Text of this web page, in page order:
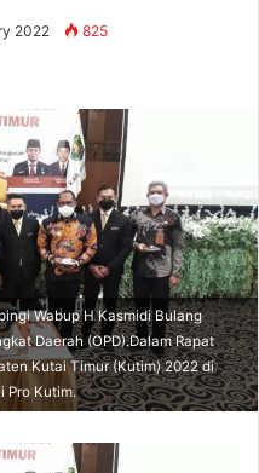
2022 825
Wabup H Kasmidi Bulang
Daerah (OPD).Dalam Rapat
Kutai Timur (Kutim) 2022 di
Pro Kutim.